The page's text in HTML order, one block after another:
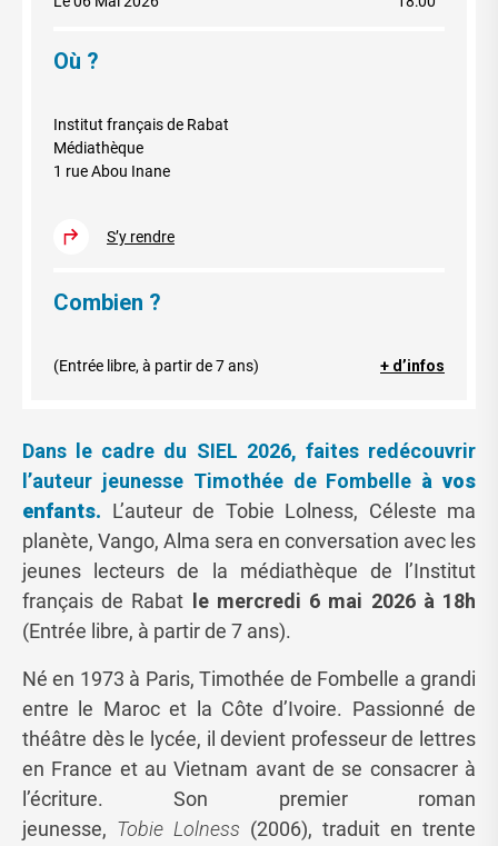
Où ?
Institut français de Rabat
Médiathèque
1 rue Abou Inane
S’y rendre
Combien ?
(Entrée libre, à partir de 7 ans) + d’infos
Dans le cadre du SIEL 2026, faites redécouvrir
l’auteur jeunesse Timothée de Fombelle à vos
enfants. L’auteur de Tobie Lolness, Céleste ma
planète, Vango, Alma sera en conversation avec les
jeunes lecteurs de la médiathèque de l’Institut
français de Rabat
le mercredi 6 mai 2026 à 18h
(Entrée libre, à partir de 7 ans).
Né en 1973 à Paris, Timothée de Fombelle a grandi
entre le Maroc et la Côte d’Ivoire. Passionné de
théâtre dès le lycée, il devient professeur de lettres
en France et au Vietnam avant de se consacrer à
l’écriture. Son premier roman
jeunesse, Tobie Lolness (2006), traduit en trente